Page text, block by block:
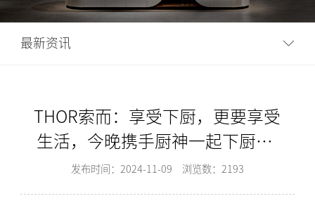
最新资讯
THOR索而：享受下厨，更要享受
生活，今晚携手厨神一起下厨吧-
索而/Thor
发布时间：2024-11-09 浏览数：2193